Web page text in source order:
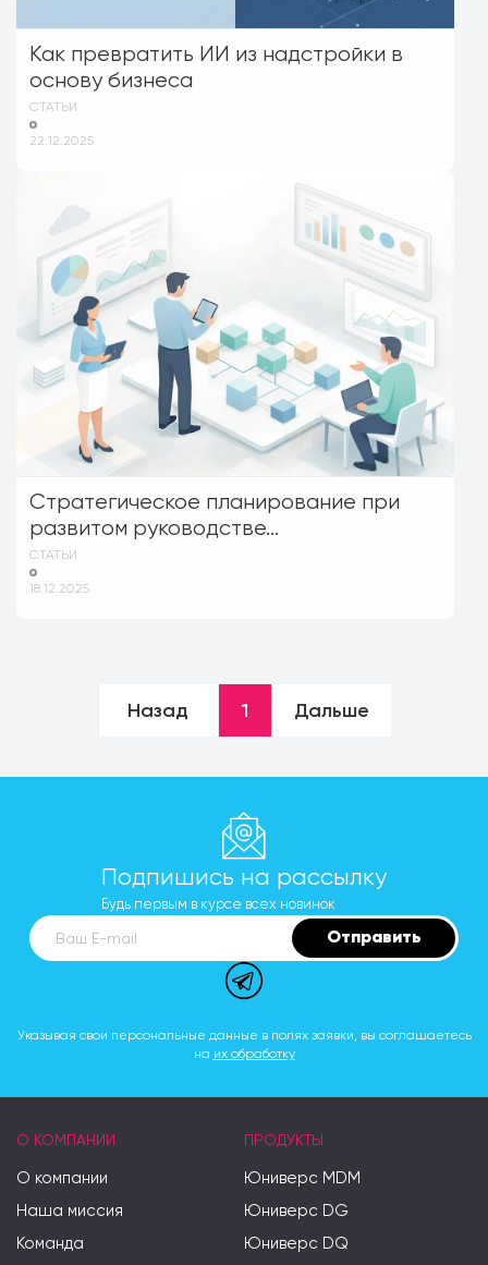
Как превратить ИИ из надстройки в
основу бизнеса
СТАТЬИ
22.12.2025
Стратегическое планирование при
развитом руководстве...
СТАТЬИ
18.12.2025
Назад 1 Дальше
Подпишись на рассылку
Будь первым в курсе всех новинок
Ваш E-mail Отправить
Указывая свои персональные данные в полях заявки, вы соглашаетесь
на их обработку
О КОМПАНИИ
О компании
Наша миссия
Команда
ПРОДУКТЫ
Юниверс MDM
Юниверс DG
Юниверс DQ